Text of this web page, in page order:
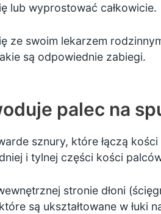
lub wyprostować całkowicie.
ze swoim lekarzem
są odpowiednie zabiegi.
palec na
sznury, które łączą
i tylnej części kości
stronie dłoni
są ukształtowane w